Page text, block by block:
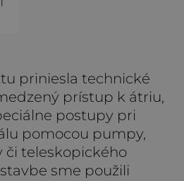
priniesla technické
prístup k átriu,
postupy pri
pomocou pumpy,
či teleskopického
sme použili